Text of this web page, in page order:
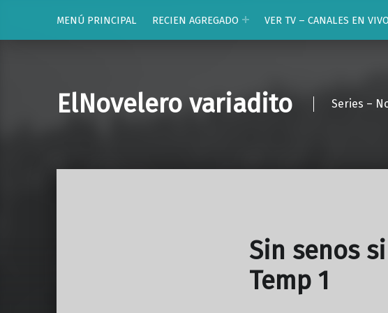
MENÚ PRINCIPAL
RECIEN AGREGADO VER TV – CANALES EN VIVO
ElNovelero variadito Series –
Sin senos
Temp 1